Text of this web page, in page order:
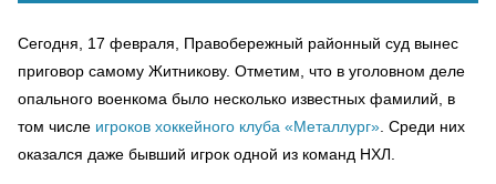
Сегодня, 17 февраля, Правобережный районный суд вынес
приговор самому Житникову. Отметим, что в уголовном деле
опального военкома было несколько известных фамилий, в
том числе игроков хоккейного клуба «Металлург» . Среди них
оказался даже бывший игрок одной из команд НХЛ.